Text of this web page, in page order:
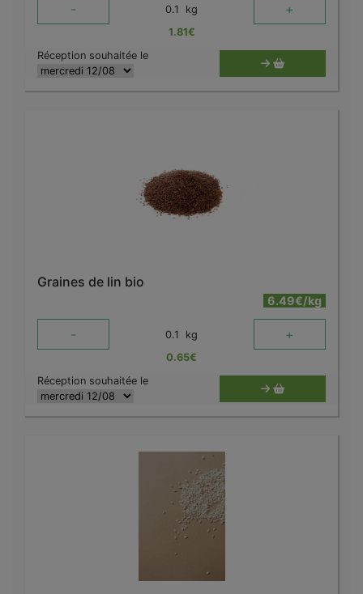
- 0.1 kg +
1.81€
Réception souhaitée le
Graines de lin bio
6.49€/kg
- 0.1 kg +
0.65€
Réception souhaitée le